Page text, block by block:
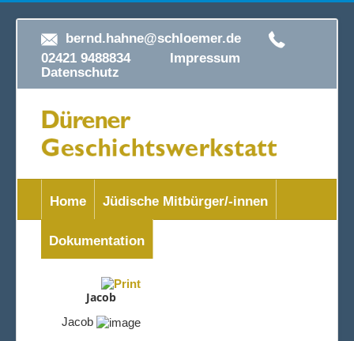
bernd.hahne@schloemer.de
02421 9488834 Impressum
Datenschutz
Home Jüdische Mitbürger/-innen
Dokumentation
Jacob
Jacob